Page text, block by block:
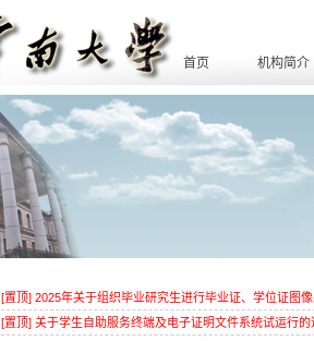
首页 机构简介
[置顶] 2025年关于组织毕业研究生进行毕业证、学位证图
[置顶] 关于学生自助服务终端及电子证明文件系统试运行的